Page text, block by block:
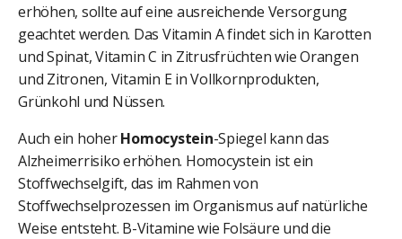
erhöhen, sollte auf eine ausreichende Versorgung
geachtet werden. Das Vitamin A findet sich in Karotten
und Spinat, Vitamin C in Zitrusfrüchten wie Orangen
und Zitronen, Vitamin E in Vollkornprodukten,
Grünkohl und Nüssen.
Auch ein hoherHomocystein-Spiegel kann das
Alzheimerrisiko erhöhen. Homocystein ist ein
Stoffwechselgift, das im Rahmen von
Stoffwechselprozessen im Organismus auf natürliche
Weise entsteht. B-Vitamine wie Folsäure und die